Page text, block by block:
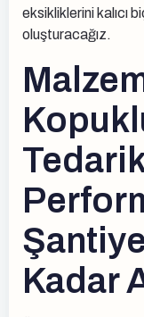
eksikliklerini kalıcı
oluşturacağız.
Kadar